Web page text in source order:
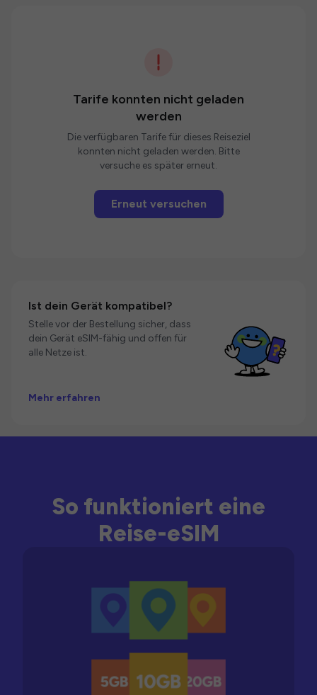
Tarife konnten nicht geladen
werden
Die verfügbaren Tarife für dieses Reiseziel
konnten nicht geladen werden. Bitte
versuche es später erneut.
Erneut versuchen
Ist dein Gerät kompatibel?
Stelle vor der Bestellung sicher, dass
dein Gerät eSIM-fähig und offen für
alle Netze ist.
Mehr erfahren
So funktioniert eine
Reise-eSIM